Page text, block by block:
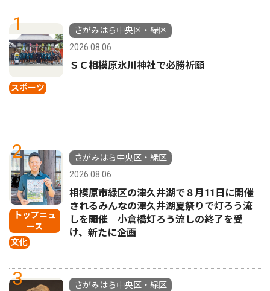
1
スポーツ
さがみはら中央区・緑区
2026.08.06
ＳＣ相模原氷川神社で必勝祈願
2
トップニュ
ース
文化
さがみはら中央区・緑区
2026.08.06
相模原市緑区の津久井湖で８月11日に開催
されるみんなの津久井湖夏祭りで灯ろう流
しを開催 小倉橋灯ろう流しの終了を受
け、新たに企画
3
さがみはら中央区・緑区